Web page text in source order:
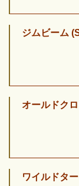
ジムビーム
オールドク
ワイルドタ